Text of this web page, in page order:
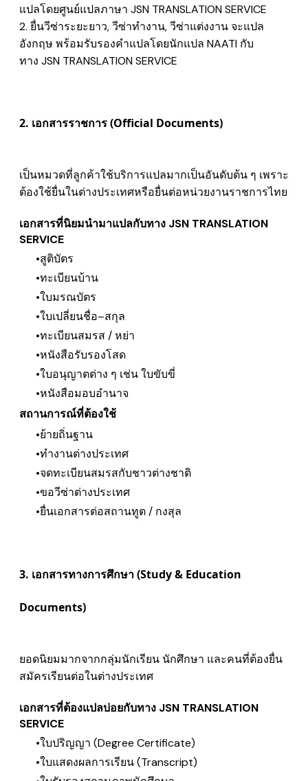
แปลโดยศูนย์แปลภาษา JSN TRANSLATION SERVICE
2. ยื่นวีซ่าระยะยาว, วีซ่าทำงาน, วีซ่าแต่งงาน จะแปล
อังกฤษ พร้อมรับรองคำแปลโดยนักแปล NAATI กับ
ทาง JSN TRANSLATION SERVICE
2. เอกสารราชการ (Official Documents)
เป็นหมวดที่ลูกค้าใช้บริการแปลมากเป็นอันดับต้น ๆ เพราะ
ต้องใช้ยื่นในต่างประเทศหรือยื่นต่อหน่วยงานราชการไทย
เอกสารที่นิยมนำมาแปลกับทาง JSN TRANSLATION
SERVICE
สูติบัตร
ทะเบียนบ้าน
ใบมรณบัตร
ใบเปลี่ยนชื่อ–สกุล
ทะเบียนสมรส / หย่า
หนังสือรับรองโสด
ใบอนุญาตต่าง ๆ เช่น ใบขับขี่
หนังสือมอบอำนาจ
สถานการณ์ที่ต้องใช้
ย้ายถิ่นฐาน
ทำงานต่างประเทศ
จดทะเบียนสมรสกับชาวต่างชาติ
ขอวีซ่าต่างประเทศ
ยื่นเอกสารต่อสถานทูต / กงสุล
3. เอกสารทางการศึกษา (Study & Education
Documents)
ยอดนิยมมากจากกลุ่มนักเรียน นักศึกษา และคนที่ต้องยื่น
สมัครเรียนต่อในต่างประเทศ
​เอกสารที่ต้องแปลบ่อยกับทาง JSN TRANSLATION
SERVICE
ใบปริญญา (Degree Certificate)
ใบแสดงผลการเรียน (Transcript)